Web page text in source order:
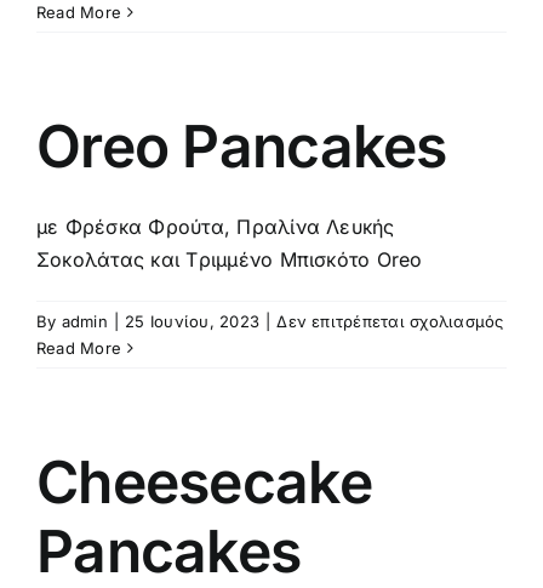
Καγιανά
Read More
Oreo Pancakes
με Φρέσκα Φρούτα, Πραλίνα Λευκής
Σοκολάτας και Tριμμένο Μπισκότο Oreo
By admin 25 Ιουνίου, 2023 Δεν επιτρέπεται σχολιασμόςστο
Read More
Cheesecake
Pancakes